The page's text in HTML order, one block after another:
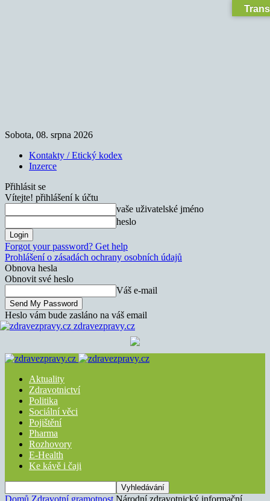
Sobota, 08. srpna 2026
Kontakty / Etický kodex
Inzerce
Přihlásit se
Vítejte! přihlášení k účtu
vaše uživatelské jméno
heslo
Forgot your password? Get help
Prohlášení o zásadách ochrany osobních údajů
Obnova hesla
Obnovit své heslo
Váš e-mail
Heslo vám bude zasláno na váš email
zdravezpravy.cz
Aktuality
Zdravotnictví
Politika
Sociální věci
Pojištění
Pharma
Rozhovory
E-Health
Ke kávě i čaji
Domů Zdravotní gramotnost Národní zdravotnický informační